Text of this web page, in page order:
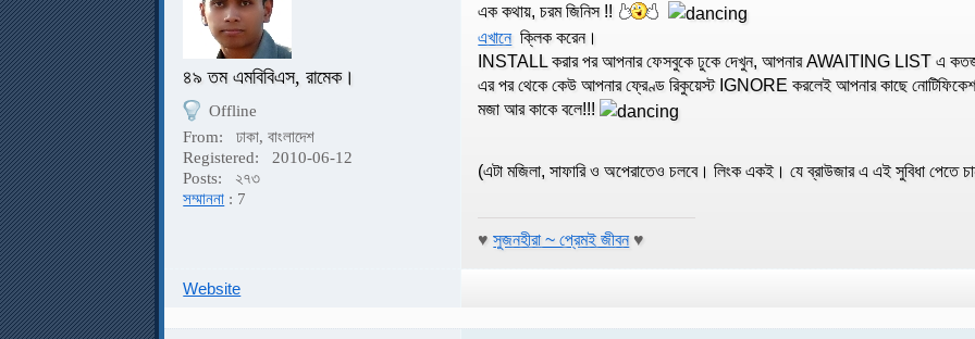
৪৯ তম এমবিবিএস, রামেক।
Offline
From:
ঢাকা, বাংলাদেশ
Registered:
2010-06-12
Posts:
২৭৩
সম্মাননা : 7
এক কথায়, চরম জিনিস !!
এখানেক্লিক করেন।
INSTALL করার পর আপনার ফেসবুকে ঢুকে দেখুন, আপনার AWAITING LIST এ
এর পর থেকে কেউ আপনার ফ্রেণ্ড রিকুয়েস্ট IGNORE করলেই আপনার কাছে
মজা আর কাকে বলে!!!
(এটা মজিলা, সাফারি ও অপেরাতেও চলবে। লিংক একই। যে ব্রাউজার এ এই সুবিধা পেতে
♥সুজনহীরা ~ প্রেমই জীবন♥
Website